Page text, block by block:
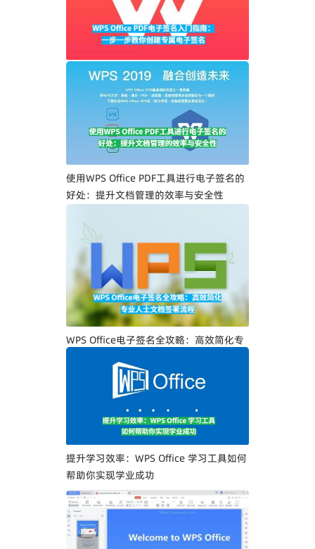
WPS Office PDF电子签名入门指南：一步
一步教你创建专属电子签名
使用WPS Office PDF工具进行电子签名的
好处：提升文档管理的效率与安全性
WPS Office电子签名全攻略：高效简化专
提升学习效率：WPS Office 学习工具如何
帮助你实现学业成功